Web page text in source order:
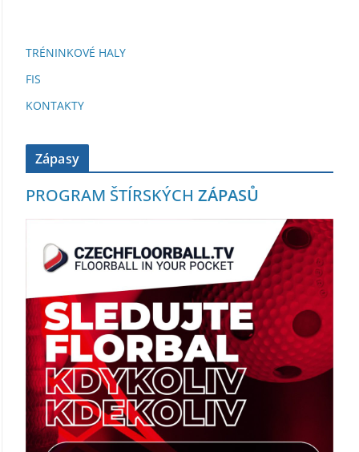
TRÉNINKOVÉ HALY
FIS
KONTAKTY
Zápasy
PROGRAM ŠTÍRSKÝCH ZÁPASŮ